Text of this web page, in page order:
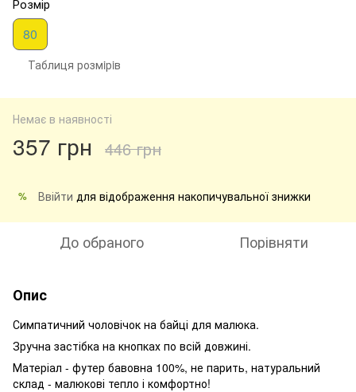
Розмір
80
Таблиця розмiрiв
Немає в наявності
357 грн 446 грн
% Ввійти для відображення накопичувальної знижки
До обраного Порівняти
Опис
Симпатичний чоловічок на байці для малюка.
Зручна застібка на кнопках по всій довжині.
Матеріал - футер бавовна 100%, не парить, натуральний
склад - малюкові тепло і комфортно!